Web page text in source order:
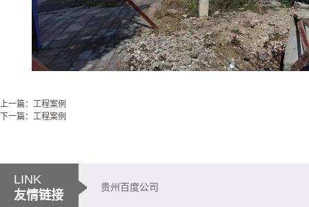
上一篇：工程案例
下一篇：工程案例
LINK
友情链接
贵州百度公司